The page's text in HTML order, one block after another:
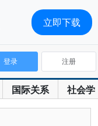
国际关系 社会学
登录 注册
立即下载